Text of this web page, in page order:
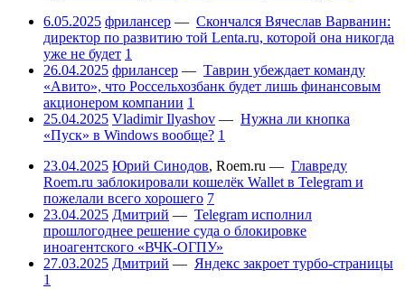
6.05.2025 фрилансер — Скончался Вячеслав Варванин:
директор по развитию той Lenta.ru, которой она никогда
уже не будет 1
26.04.2025 фрилансер — Таврин убеждает команду
«Авито», что Россельхозбанк будет лишь финансовым
акционером компании 1
25.04.2025 Vladimir Ilyashov — Нужна ли кнопка
«Пуск» в Windows вообще? 1
23.04.2025 Юрий Синодов, Roem.ru — Главреду
Roem.ru заблокировали кошелёк Wallet в Telegram и
пожелали всего хорошего 7
23.04.2025 Дмитрий — Telegram исполнил
прошлогоднее решение суда о блокировке
иноагентского «ВЧК-ОГПУ»
27.03.2025 Дмитрий — Яндекс закроет турбо-страницы
1